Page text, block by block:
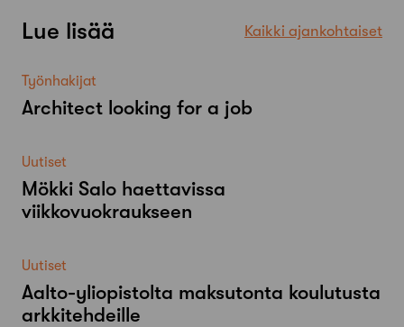
Lue lisää Kaikki ajankohtaiset
Työnhakijat
Architect looking for a job
Uutiset
Mökki Salo haettavissa
viikkovuokraukseen
Uutiset
Aalto-​yliopistolta maksutonta koulutusta
arkkitehdeille